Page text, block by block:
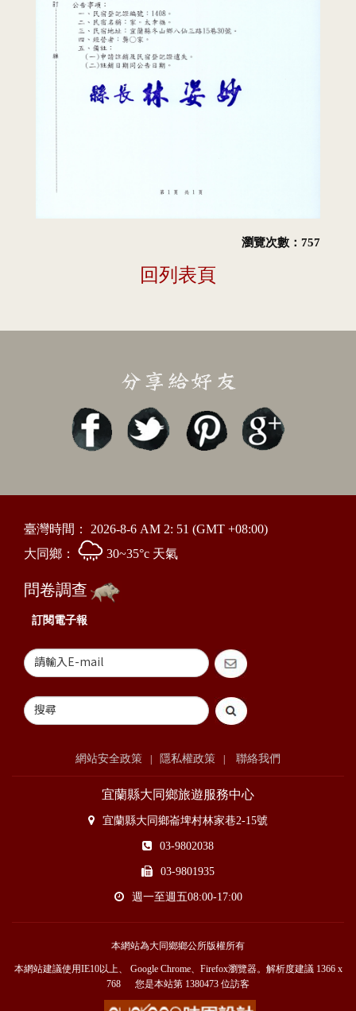
瀏覽次數：757
回列表頁
臺灣時間： 2026-8-6 AM 2: 51 (GMT +08:00)
大同鄉：
30~35°c 天氣
問卷調查
訂閱電子報
網站安全政策 隱私權政策 聯絡我們
宜蘭縣大同鄉旅遊服務中心
宜蘭縣大同鄉崙埤村林家巷2-15號
03-9802038
03-9801935
週一至週五08:00-17:00
本網站為大同鄉鄉公所版權所有
本網站建議使用IE10以上、 Google Chrome、Firefox瀏覽器。解析度建議 1366 x
768 您是本站第 1380473 位訪客